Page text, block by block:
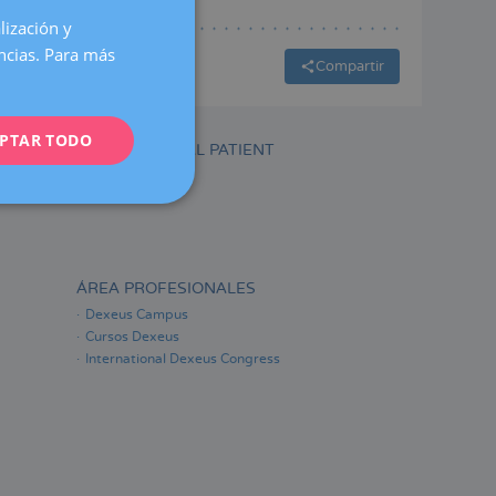
Compartir
INTERNATIONAL PATIENT
ÁREA PROFESIONALES
Dexeus Campus
Cursos Dexeus
International Dexeus Congress
CATALÀ
FRENCH
y
Para más
TODO